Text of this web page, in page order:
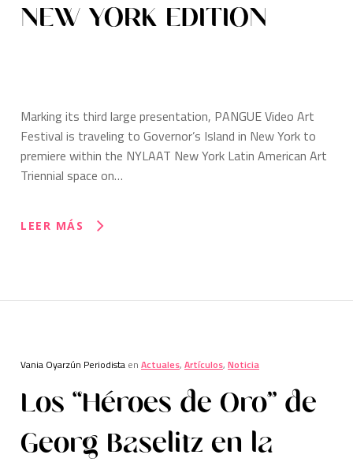
NEW YORK EDITION
Marking its third large presentation, PANGUE Video Art
Festival is traveling to Governor’s Island in New York to
premiere within the NYLAAT New York Latin American Art
Triennial space on…
LEER MÁS
Vania Oyarzún Periodista en Actuales, Artículos, Noticia
Los “Héroes de Oro” de
Georg Baselitz en la